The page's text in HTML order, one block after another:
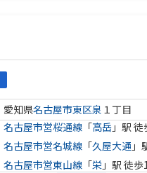
愛知県名古屋市東区泉 １丁目
名古屋市営桜通線 「高岳 」駅
名古屋市営名城線 「久屋大通 」
名古屋市営東山線 「栄 」駅 徒